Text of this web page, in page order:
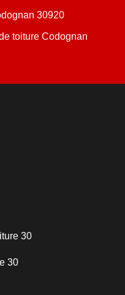
30920
toiture Codognan
30
30